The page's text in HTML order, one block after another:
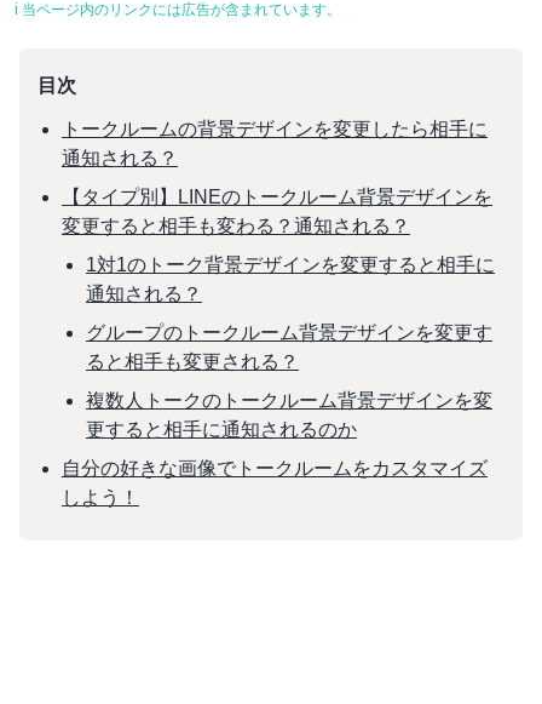
ℹ︎ 当ページ内のリンクには広告が含まれています。
目次
トークルームの背景デザインを変更したら相手に
通知される？
【タイプ別】LINEのトークルーム背景デザインを
変更すると相手も変わる？通知される？
1対1のトーク背景デザインを変更すると相手に
通知される？
グループのトークルーム背景デザインを変更す
ると相手も変更される？
複数人トークのトークルーム背景デザインを変
更すると相手に通知されるのか
自分の好きな画像でトークルームをカスタマイズ
しよう！